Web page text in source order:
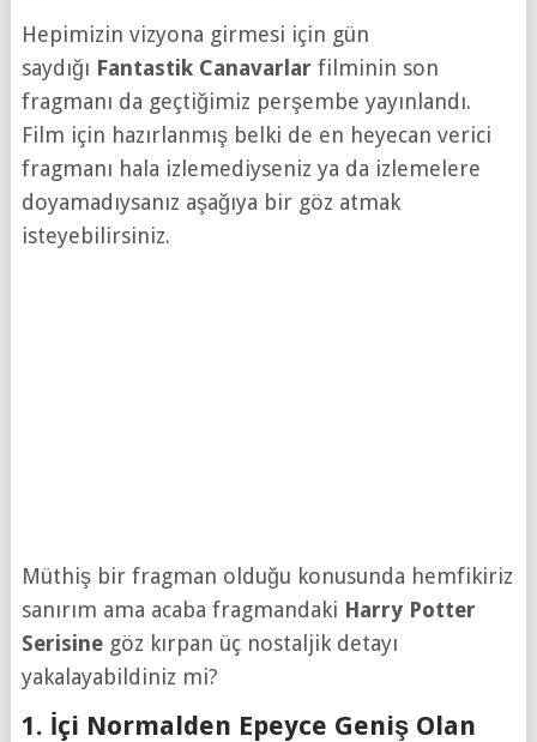
Hepimizin vizyona girmesi için gün
saydığı Fantastik Canavarlar filminin son
fragmanı da geçtiğimiz perşembe yayınlandı.
Film için hazırlanmış belki de en heyecan verici
fragmanı hala izlemediyseniz ya da izlemelere
doyamadıysanız aşağıya bir göz atmak
isteyebilirsiniz.
Müthiş bir fragman olduğu konusunda hemfikiriz
sanırım ama acaba fragmandaki Harry Potter
Serisinegöz kırpan üç nostaljik detayı
yakalayabildiniz mi?
1. İçi Normalden Epeyce Geniş Olan